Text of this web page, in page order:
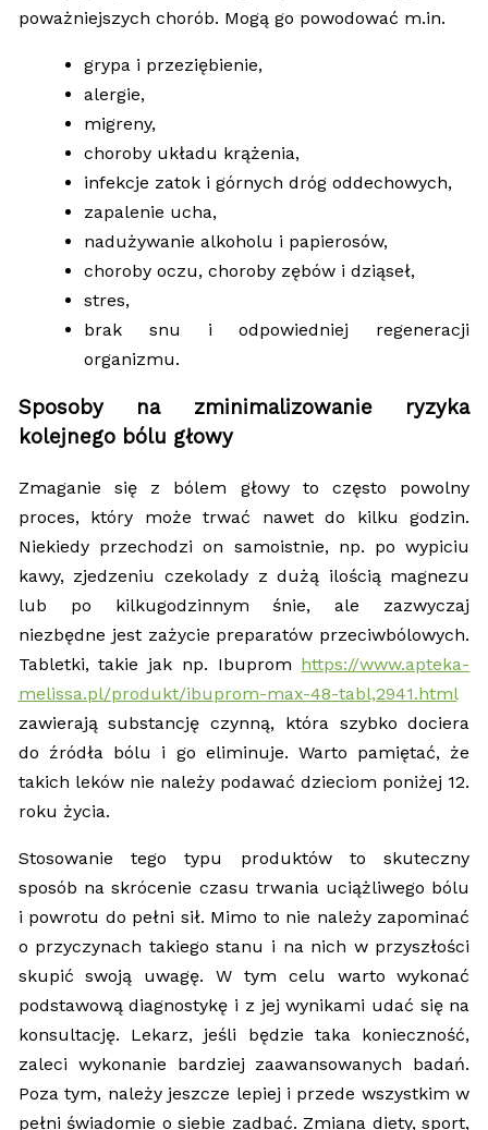
poważniejszych chorób. Mogą go powodować m.in.
grypa i przeziębienie,
alergie,
migreny,
choroby układu krążenia,
infekcje zatok i górnych dróg oddechowych,
zapalenie ucha,
nadużywanie alkoholu i papierosów,
choroby oczu, choroby zębów i dziąseł,
stres,
brak snu i odpowiedniej regeneracji
organizmu.
Sposoby na zminimalizowanie ryzyka
kolejnego bólu głowy
Zmaganie się z bólem głowy to często powolny
proces, który może trwać nawet do kilku godzin.
Niekiedy przechodzi on samoistnie, np. po wypiciu
kawy, zjedzeniu czekolady z dużą ilością magnezu
lub po kilkugodzinnym śnie, ale zazwyczaj
niezbędne jest zażycie preparatów przeciwbólowych.
Tabletki, takie jak np. Ibuprom https://www.apteka-
melissa.pl/produkt/ibuprom-max-48-tabl,2941.html
zawierają substancję czynną, która szybko dociera
do źródła bólu i go eliminuje. Warto pamiętać, że
takich leków nie należy podawać dzieciom poniżej 12.
roku życia.
Stosowanie tego typu produktów to skuteczny
sposób na skrócenie czasu trwania uciążliwego bólu
i powrotu do pełni sił. Mimo to nie należy zapominać
o przyczynach takiego stanu i na nich w przyszłości
skupić swoją uwagę. W tym celu warto wykonać
podstawową diagnostykę i z jej wynikami udać się na
konsultację. Lekarz, jeśli będzie taka konieczność,
zaleci wykonanie bardziej zaawansowanych badań.
Poza tym, należy jeszcze lepiej i przede wszystkim w
pełni świadomie o siebie zadbać. Zmiana diety, sport,